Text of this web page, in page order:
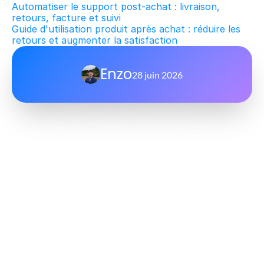
Automatiser le support post-achat : livraison,
retours, facture et suivi
Guide d'utilisation produit après achat : réduire les
retours et augmenter la satisfaction
Enzo28 juin 2026